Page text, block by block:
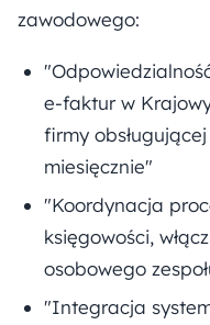
zawodowego:
e-faktur w
firmy
miesięcznie"
"Koordynacja
księgowości,
osobowego
"Integracja